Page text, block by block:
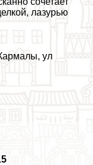
лазурью
ул